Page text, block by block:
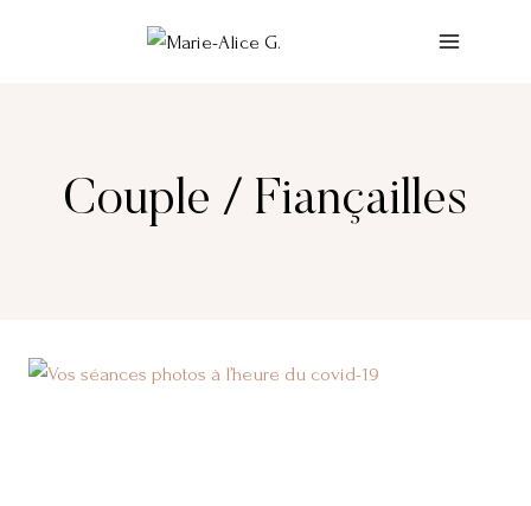
Couple / Fiançailles